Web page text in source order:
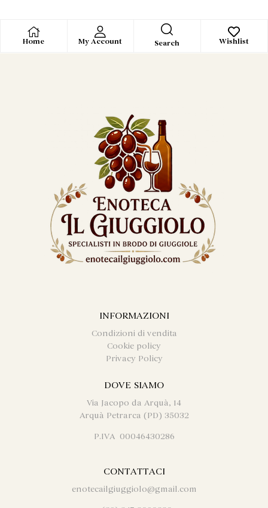
Home My Account Search Wishlist
INFORMAZIONI
Condizioni di vendita
Cookie policy
Privacy Policy
DOVE SIAMO
Via Jacopo da Arquà, 14
Arquà Petrarca (PD) 35032
P.IVA 00046430286
CONTATTACI
enotecailgiuggiolo@gmail.com